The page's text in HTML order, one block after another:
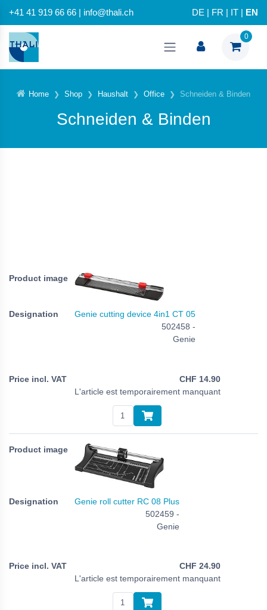
+41 41 919 66 66 | info@thali.ch DE FR IT EN
0
Home Shop Haushalt Office Schneiden & Binden
Schneiden & Binden
Genie cutting device 4in1 CT 05
502458 -
Genie
CHF 14.90
L'article est temporairement manquant
Genie roll cutter RC 08 Plus
502459 -
Genie
CHF 24.90
L'article est temporairement manquant